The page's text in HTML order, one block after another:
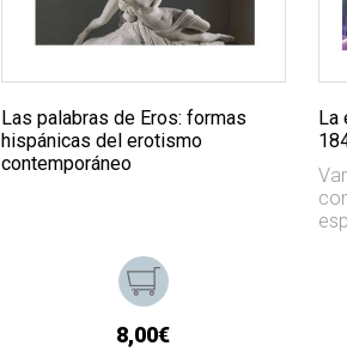
Las palabras de Eros: formas
hispánicas del erotismo
contemporáneo
8,00€
La